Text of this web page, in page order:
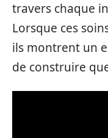
travers chaque
Lorsque ces
ils montrent un
de construire